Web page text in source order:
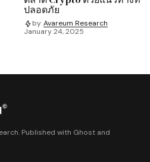
ปลอดภัย
by Avareum Research
January 24, 2025
Published with Ghost and